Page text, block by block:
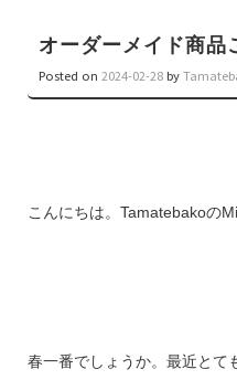
オーダーメイド商
Posted on2024-02-28 by
こんにちは。Tamatebakoの
春一番でしょうか。最近とて